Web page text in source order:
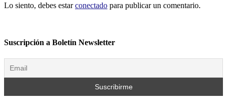
Lo siento, debes estarconectado para publicar un comentario.
Suscripción a Boletín Newsletter